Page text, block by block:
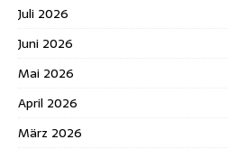
Juli 2026
Juni 2026
Mai 2026
April 2026
März 2026